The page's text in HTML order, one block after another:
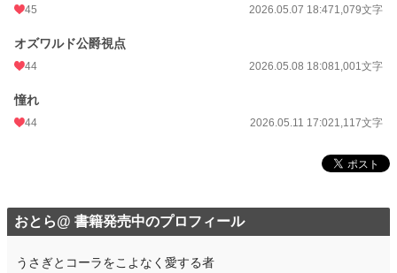
45 2026.05.07 18:471,079文字
オズワルド公爵視点
44 2026.05.08 18:081,001文字
憧れ
44 2026.05.11 17:021,117文字
おとら@ 書籍発売中のプロフィール
うさぎとコーラをこよなく愛する者